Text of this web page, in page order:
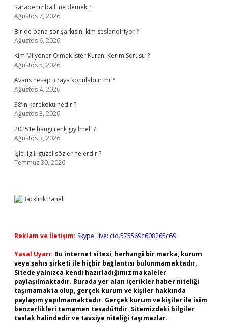
Karadeniz balli ne demek ?
Ağustos 7, 2026
Bir de bana sor şarkısını kim seslendiriyor ?
Ağustos 6, 2026
Kim Milyoner Olmak İster Kuranı Kerim Sorusu ?
Ağustos 5, 2026
Avans hesap icraya konulabilir mi ?
Ağustos 4, 2026
38’in karekökü nedir ?
Ağustos 3, 2026
2025’te hangi renk giyilmeli ?
Ağustos 3, 2026
İşle ilgili güzel sözler nelerdir ?
Temmuz 30, 2026
Reklam ve İletişim: Skype: live:.cid.575569c608265c69
Yasal Uyarı: Bu internet sitesi, herhangi bir marka, kurum
veya şahıs şirketi ile hiçbir bağlantısı bulunmamaktadır.
Sitede yalnızca kendi hazırladığımız makaleler
paylaşılmaktadır. Burada yer alan içerikler haber niteliği
taşımamakta olup, gerçek kurum ve kişiler hakkında
paylaşım yapılmamaktadır. Gerçek kurum ve kişiler ile isim
benzerlikleri tamamen tesadüfidir. Sitemizdeki bilgiler
taslak halindedir ve tavsiye niteliği taşımazlar.